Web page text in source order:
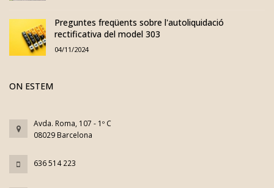
Preguntes freqüents sobre l'autoliquidació
rectificativa del model 303
04/11/2024
ON ESTEM
Avda. Roma, 107 - 1º C
08029 Barcelona
636 514 223